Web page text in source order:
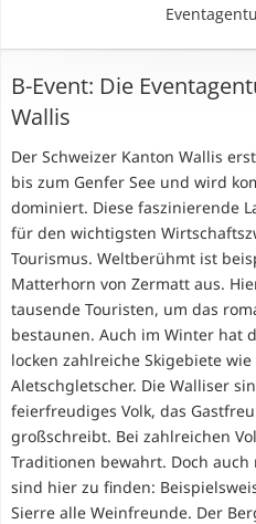
B-Event: Die
Wallis
Der Schweizer Kanton Wallis
bis zum Genfer See und wird
dominiert. Diese faszinierende
für den wichtigsten
Tourismus. Weltberühmt ist
Matterhorn von Zermatt aus.
tausende Touristen, um das
bestaunen. Auch im Winter hat
locken zahlreiche Skigebiete
Aletschgletscher. Die Walliser
feierfreudiges Volk, das
großschreibt. Bei zahlreichen
Traditionen bewahrt. Doch
sind hier zu finden:
Sierre alle Weinfreunde. Der